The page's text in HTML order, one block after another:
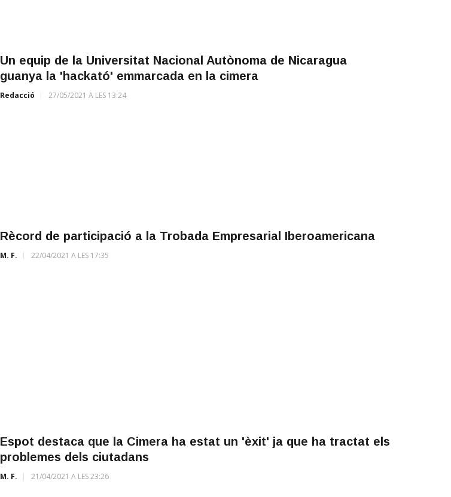
Un equip de la Universitat Nacional Autònoma de Nicaragua
guanya la 'hackató' emmarcada en la cimera
Redacció 27/05/2021 A LES 13:24
Rècord de participació a la Trobada Empresarial Iberoamericana
M. F. 22/04/2021 A LES 17:35
Espot destaca que la Cimera ha estat un 'èxit' ja que ha tractat els
problemes dels ciutadans
M. F. 21/04/2021 A LES 23:26